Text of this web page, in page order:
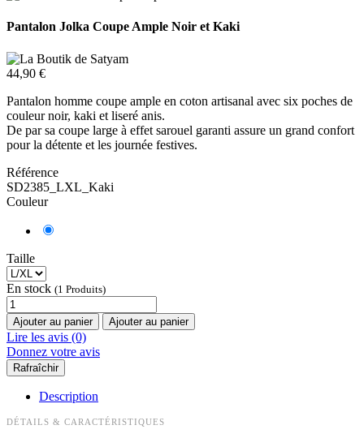
Pantalon Jolka Coupe Ample Noir et Kaki
44,90 €
Pantalon homme coupe ample en coton artisanal avec six poches de
couleur noir, kaki et liseré anis.
De par sa coupe large à effet sarouel garanti assure un grand confort
pour la détente et les journée festives.
Référence
SD2385_LXL_Kaki
Couleur
Taille
En stock (1 Produits)
Ajouter au panier Ajouter au panier
Lire les avis (0)
Donnez votre avis
Description
DÉTAILS & CARACTÉRISTIQUES